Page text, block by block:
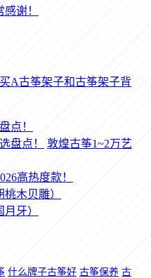
谢！
A古筝架子和古筝架子背
点！
敦煌古筝1~2万艺
什么牌子古筝好 古筝保养 古